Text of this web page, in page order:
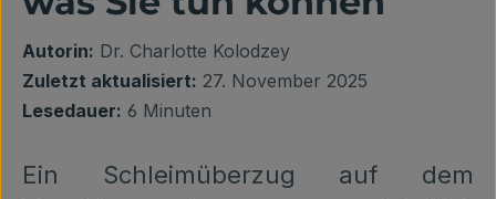
Autorin: Dr. Charlotte Kolodzey
Zuletzt aktualisiert: 27. November 2025
Lesedauer: 6 Minuten
Ein Schleimüberzug auf dem